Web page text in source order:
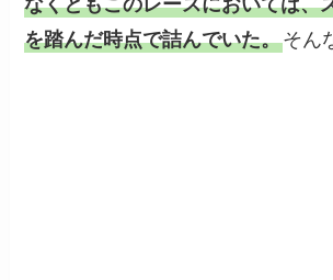
なくともこのレースにおいては、
を踏んだ時点で詰んでいた。そん